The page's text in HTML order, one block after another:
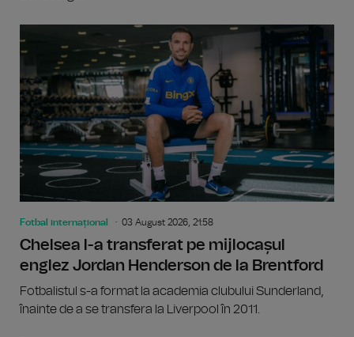
Fotbal internațional 03 August 2026, 21:58
Chelsea l-a transferat pe mijlocașul
englez Jordan Henderson de la Brentford
Fotbalistul s-a format la academia clubului Sunderland,
înainte de a se transfera la Liverpool în 2011.